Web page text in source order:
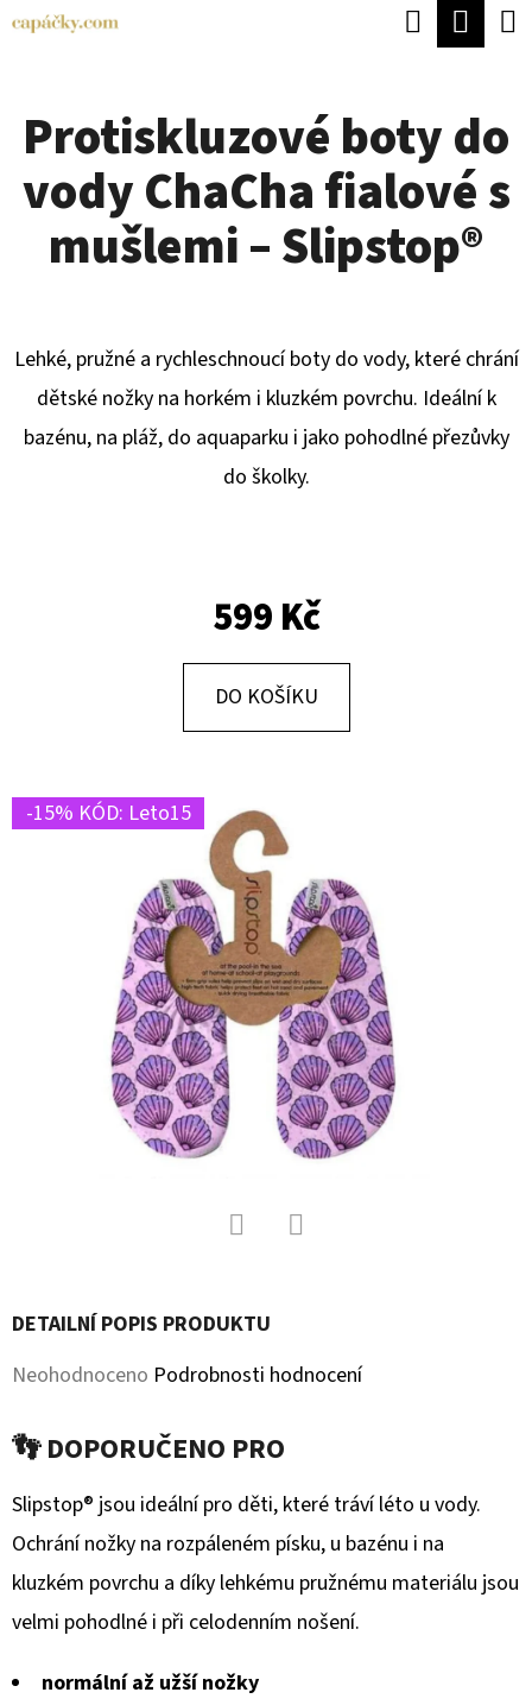
Přejít
Hledat
Protiskluzové boty do
vody ChaCha fialové s
mušlemi – Slipstop®
Lehké, pružné a rychleschnoucí boty do vody, které chrání
dětské nožky na horkém i kluzkém povrchu. Ideální k
bazénu, na pláž, do aquaparku i jako pohodlné přezůvky
do školky.
599 Kč
DO KOŠÍKU
-15% KÓD: Leto15
DETAILNÍ POPIS PRODUKTU
Průměrné
produktu
je
0,0
z
Neohodnoceno Podrobnosti hodnocení
👣 DOPORUČENO PRO
Slipstop® jsou ideální pro děti, které tráví léto u vody.
Ochrání nožky na rozpáleném písku, u bazénu i na
kluzkém povrchu a díky lehkému pružnému materiálu jsou
velmi pohodlné i při celodenním nošení.
normální až užší nožky
K
C
O
Ř
B
T
HLEDAT
U
J
M
E
KOŽENÉ
S
PODRÁŽKOU